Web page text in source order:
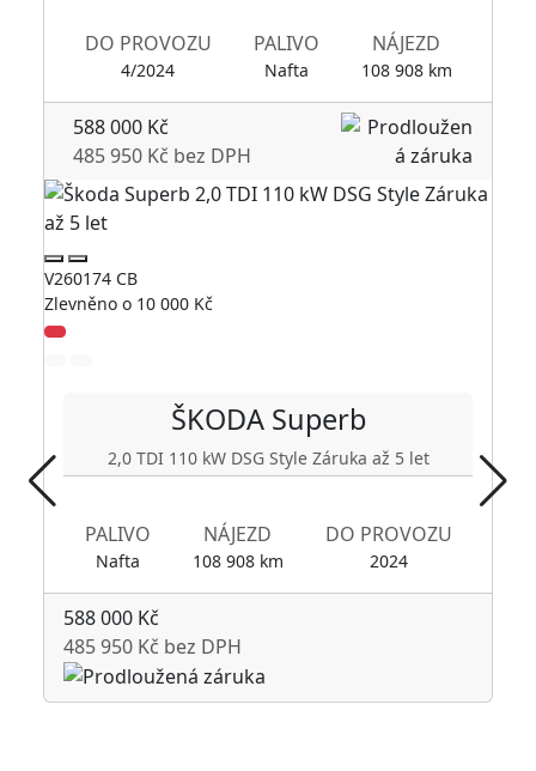
DO PROVOZU
4/2024
PALIVO
Nafta
NÁJEZD
108 908 km
588 000 Kč
485 950 Kč bez DPH
V260174 CB
Zlevněno o 10 000 Kč
ŠKODASuperb
2,0 TDI 110 kW DSG Style Záruka až 5 let
PALIVO
Nafta
NÁJEZD
108 908 km
DO PROVOZU
2024
588 000 Kč
485 950 Kč bez DPH